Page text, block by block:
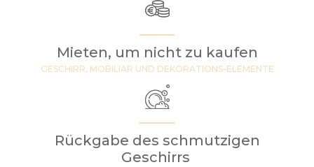
Mieten, um nicht zu kaufen
GESCHIRR, MOBILIAR UND DEKORATIONS-ELEMENTE
Rückgabe des schmutzigen
Geschirrs